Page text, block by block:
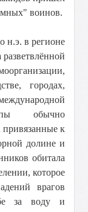
воинов.
н.э. в регионе
городах,
обычно
привязанные к
долине и
обитала
которое
врагов
за воду и